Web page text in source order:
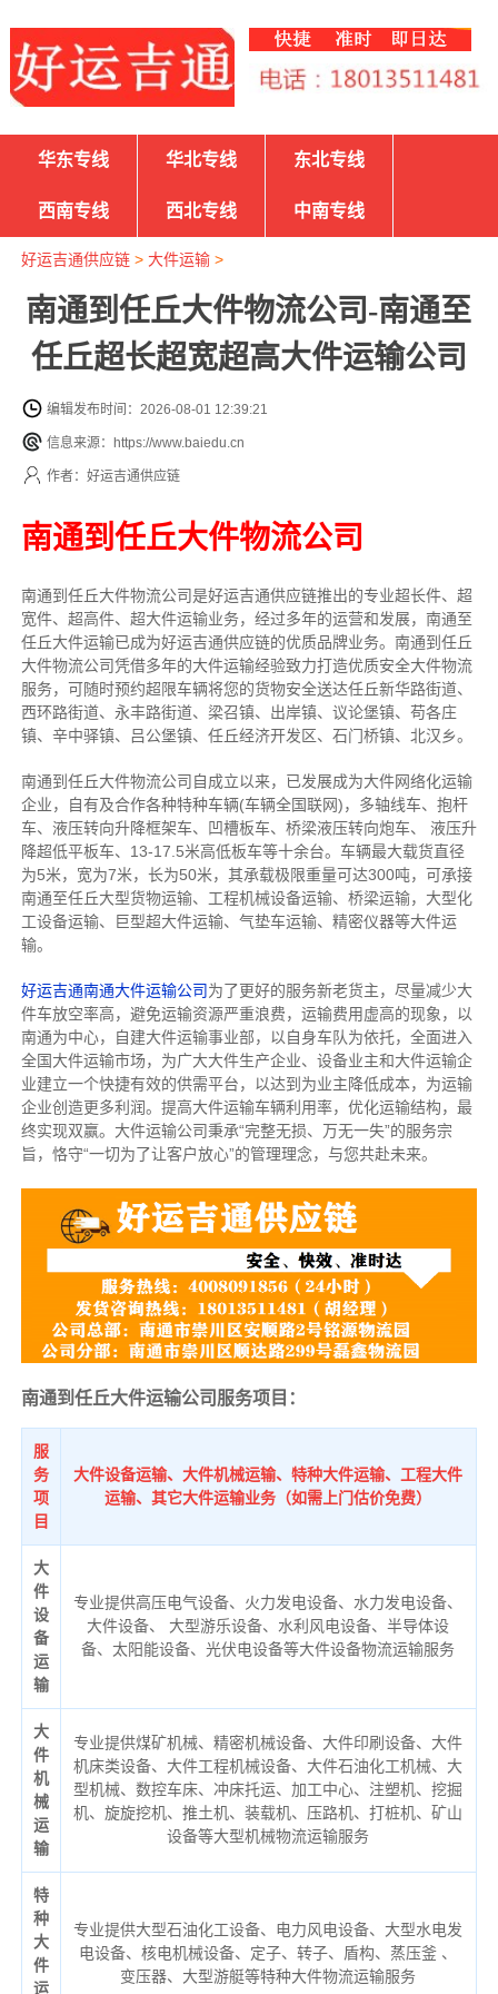
华东专线 华北专线 东北专线
西南专线 西北专线 中南专线
好运吉通供应链> 大件运输>
南通到任丘大件物流公司-南通至
任丘超长超宽超高大件运输公司
编辑发布时间：2026-08-01 12:39:21
信息来源：https://www.baiedu.cn
作者：好运吉通供应链
南通到任丘大件物流公司
南通到任丘大件物流公司是好运吉通供应链推出的专业超长件、超
宽件、超高件、超大件运输业务，经过多年的运营和发展，南通至
任丘大件运输已成为好运吉通供应链的优质品牌业务。南通到任丘
大件物流公司凭借多年的大件运输经验致力打造优质安全大件物流
服务，可随时预约超限车辆将您的货物安全送达任丘新华路街道、
西环路街道、永丰路街道、梁召镇、出岸镇、议论堡镇、苟各庄
镇、辛中驿镇、吕公堡镇、任丘经济开发区、石门桥镇、北汉乡。
南通到任丘大件物流公司自成立以来，已发展成为大件网络化运输
企业，自有及合作各种特种车辆(车辆全国联网)，多轴线车、抱杆
车、液压转向升降框架车、凹槽板车、桥梁液压转向炮车、 液压升
降超低平板车、13-17.5米高低板车等十余台。车辆最大载货直径
为5米，宽为7米，长为50米，其承载极限重量可达300吨，可承接
南通至任丘大型货物运输、工程机械设备运输、桥梁运输，大型化
工设备运输、巨型超大件运输、气垫车运输、精密仪器等大件运
输。
好运吉通南通大件运输公司为了更好的服务新老货主，尽量减少大
件车放空率高，避免运输资源严重浪费，运输费用虚高的现象，以
南通为中心，自建大件运输事业部，以自身车队为依托，全面进入
全国大件运输市场，为广大大件生产企业、设备业主和大件运输企
业建立一个快捷有效的供需平台，以达到为业主降低成本，为运输
企业创造更多利润。提高大件运输车辆利用率，优化运输结构，最
终实现双赢。大件运输公司秉承“完整无损、万无一失”的服务宗
旨，恪守“一切为了让客户放心”的管理理念，与您共赴未来。
南通到任丘大件运输公司服务项目：
服
务
项
目
大件设备运输、大件机械运输、特种大件运输、工程大件
运输、其它大件运输业务（如需上门估价免费）
大
件
设
备
运
输
专业提供高压电气设备、火力发电设备、水力发电设备、
大件设备、 大型游乐设备、水利风电设备、半导体设
备、太阳能设备、光伏电设备等大件设备物流运输服务
大
件
机
械
运
输
专业提供煤矿机械、精密机械设备、大件印刷设备、大件
机床类设备、大件工程机械设备、大件石油化工机械、大
型机械、数控车床、冲床托运、加工中心、注塑机、挖掘
机、旋旋挖机、推土机、装载机、压路机、打桩机、矿山
设备等大型机械物流运输服务
特
种
大
件
运
专业提供大型石油化工设备、电力风电设备、大型水电发
电设备、核电机械设备、定子、转子、盾构、蒸压釜 、
变压器、大型游艇等特种大件物流运输服务